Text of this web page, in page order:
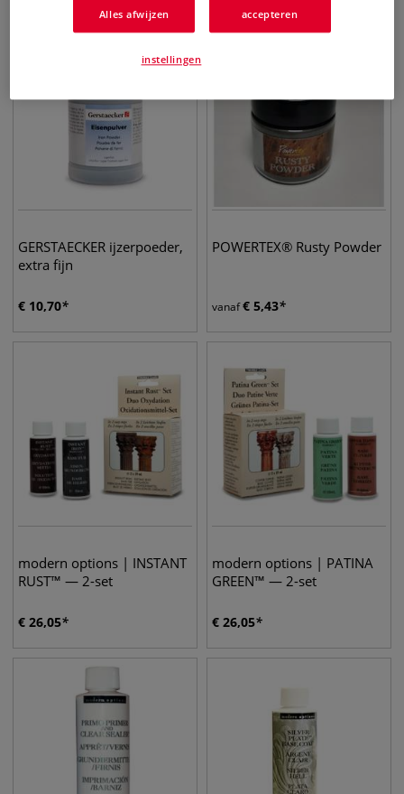
GERSTAECKER ijzerpoeder,
extra fijn
€ 10,70
POWERTEX® Rusty Powder
vanaf€ 5,43
modern options | INSTANT
RUST™ — 2-set
€ 26,05
modern options | PATINA
GREEN™ — 2-set
€ 26,05
Alles afwijzen accepteren
instellingen